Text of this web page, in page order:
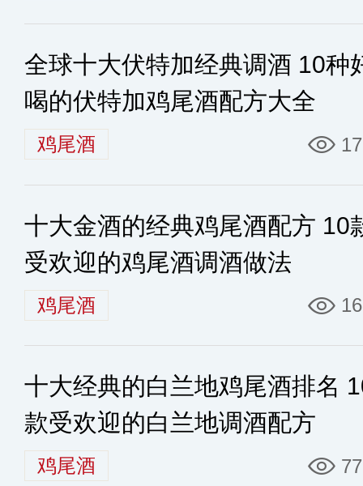
全球十大伏特加经典调酒 10种
喝的伏特加鸡尾酒配方大全
鸡尾酒
十大金酒的经典鸡尾酒配方 10
受欢迎的鸡尾酒调酒做法
鸡尾酒
十大经典的白兰地鸡尾酒排名
款受欢迎的白兰地调酒配方
鸡尾酒